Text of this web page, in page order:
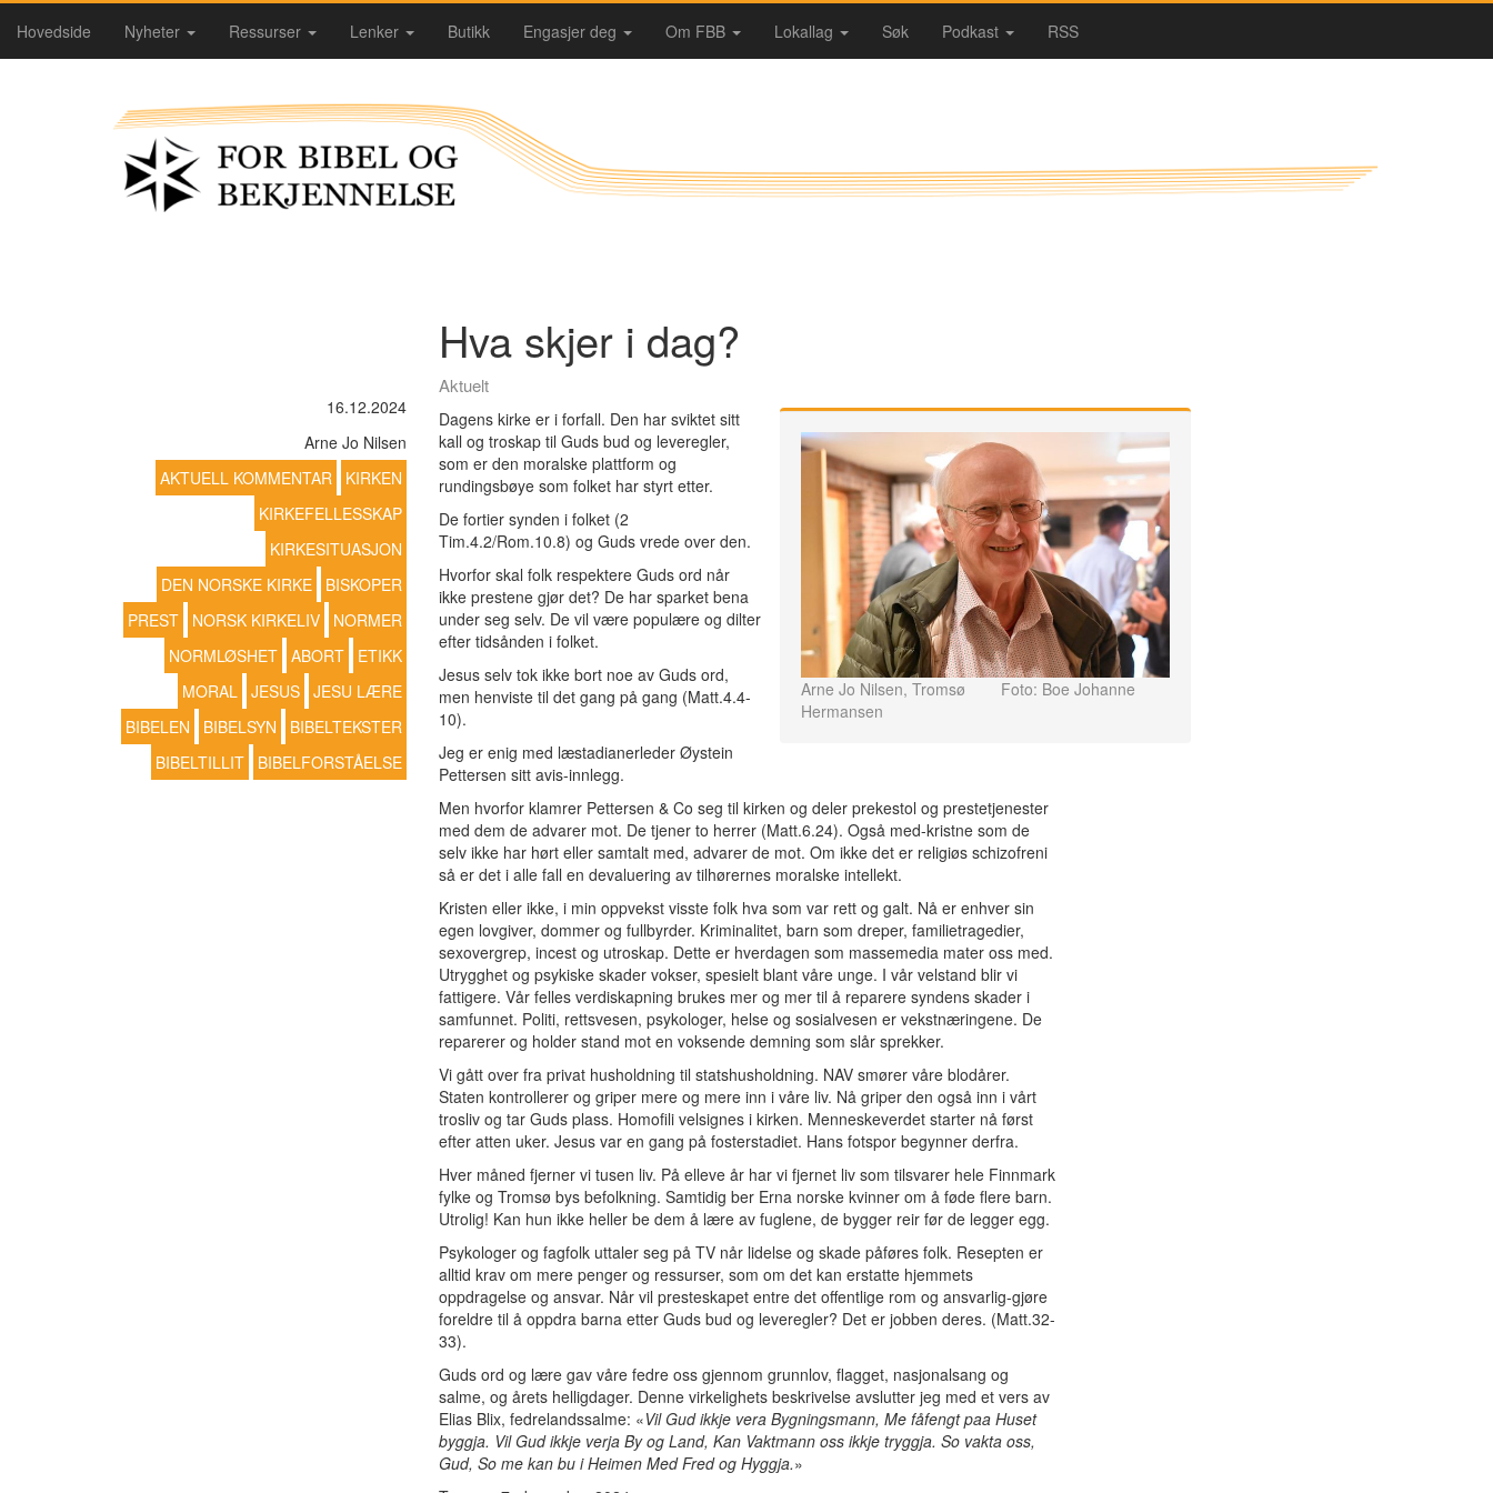
Hovedside Nyheter Ressurser Lenker Butikk Engasjer deg Om FBB Lokallag Søk Podkast RSS
Hva skjer i dag?
16.12.2024
Arne Jo Nilsen
AKTUELL KOMMENTAR
KIRKEN
KIRKEFELLESSKAP
KIRKESITUASJON
DEN NORSKE KIRKE
BISKOPER
PREST
NORSK KIRKELIV
NORMER
NORMLØSHET
ABORT
ETIKK
MORAL
JESUS
JESU LÆRE
BIBELEN
BIBELSYN
BIBELTEKSTER
BIBELTILLIT
BIBELFORSTÅELSE
Aktuelt
Arne Jo Nilsen, Tromsø Foto: Boe Johanne
Hermansen
Dagens kirke er i forfall. Den har sviktet sitt
kall og troskap til Guds bud og leveregler,
som er den moralske plattform og
rundingsbøye som folket har styrt etter.
De fortier synden i folket (2
Tim.4.2/Rom.10.8) og Guds vrede over den.
Hvorfor skal folk respektere Guds ord når
ikke prestene gjør det? De har sparket bena
under seg selv. De vil være populære og dilter
efter tidsånden i folket.
Jesus selv tok ikke bort noe av Guds ord,
men henviste til det gang på gang (Matt.4.4-
10).
Jeg er enig med læstadianerleder Øystein
Pettersen sitt avis-innlegg.
Men hvorfor klamrer Pettersen & Co seg til kirken og deler prekestol og prestetjenester
med dem de advarer mot. De tjener to herrer (Matt.6.24). Også med-kristne som de
selv ikke har hørt eller samtalt med, advarer de mot. Om ikke det er religiøs schizofreni
så er det i alle fall en devaluering av tilhørernes moralske intellekt.
Kristen eller ikke, i min oppvekst visste folk hva som var rett og galt. Nå er enhver sin
egen lovgiver, dommer og fullbyrder. Kriminalitet, barn som dreper, familietragedier,
sexovergrep, incest og utroskap. Dette er hverdagen som massemedia mater oss med.
Utrygghet og psykiske skader vokser, spesielt blant våre unge. I vår velstand blir vi
fattigere. Vår felles verdiskapning brukes mer og mer til å reparere syndens skader i
samfunnet. Politi, rettsvesen, psykologer, helse og sosialvesen er vekstnæringene. De
reparerer og holder stand mot en voksende demning som slår sprekker.
Vi gått over fra privat husholdning til statshusholdning. NAV smører våre blodårer.
Staten kontrollerer og griper mere og mere inn i våre liv. Nå griper den også inn i vårt
trosliv og tar Guds plass. Homofili velsignes i kirken. Menneskeverdet starter nå først
efter atten uker. Jesus var en gang på fosterstadiet. Hans fotspor begynner derfra.
Hver måned fjerner vi tusen liv. På elleve år har vi fjernet liv som tilsvarer hele Finnmark
fylke og Tromsø bys befolkning. Samtidig ber Erna norske kvinner om å føde flere barn.
Utrolig! Kan hun ikke heller be dem å lære av fuglene, de bygger reir før de legger egg.
Psykologer og fagfolk uttaler seg på TV når lidelse og skade påføres folk. Resepten er
alltid krav om mere penger og ressurser, som om det kan erstatte hjemmets
oppdragelse og ansvar. Når vil presteskapet entre det offentlige rom og ansvarlig-gjøre
foreldre til å oppdra barna etter Guds bud og leveregler? Det er jobben deres. (Matt.32-
33).
Guds ord og lære gav våre fedre oss gjennom grunnlov, flagget, nasjonalsang og
salme, og årets helligdager. Denne virkelighets beskrivelse avslutter jeg med et vers av
Elias Blix, fedrelandssalme: «Vil Gud ikkje vera Bygningsmann, Me fåfengt paa Huset
byggja. Vil Gud ikkje verja By og Land, Kan Vaktmann oss ikkje tryggja. So vakta oss,
Gud, So me kan bu i Heimen Med Fred og Hyggja.»